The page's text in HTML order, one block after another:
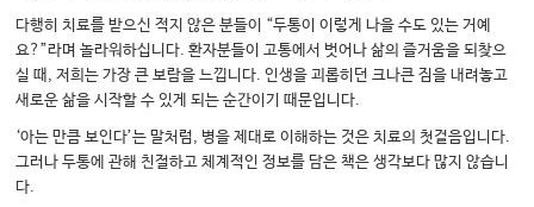
다행히 치료를 받으신 적지 않은 분들이 “두통이 이렇게 나을 수도 있는 거예
요?”라며 놀라워하십니다. 환자분들이 고통에서 벗어나 삶의 즐거움을 되찾으
실 때, 저희는 가장 큰 보람을 느낍니다. 인생을 괴롭히던 크나큰 짐을 내려놓고
새로운 삶을 시작할 수 있게 되는 순간이기 때문입니다.
‘아는 만큼 보인다’는 말처럼, 병을 제대로 이해하는 것은 치료의 첫걸음입니다.
그러나 두통에 관해 친절하고 체계적인 정보를 담은 책은 생각보다 많지 않습니
다.